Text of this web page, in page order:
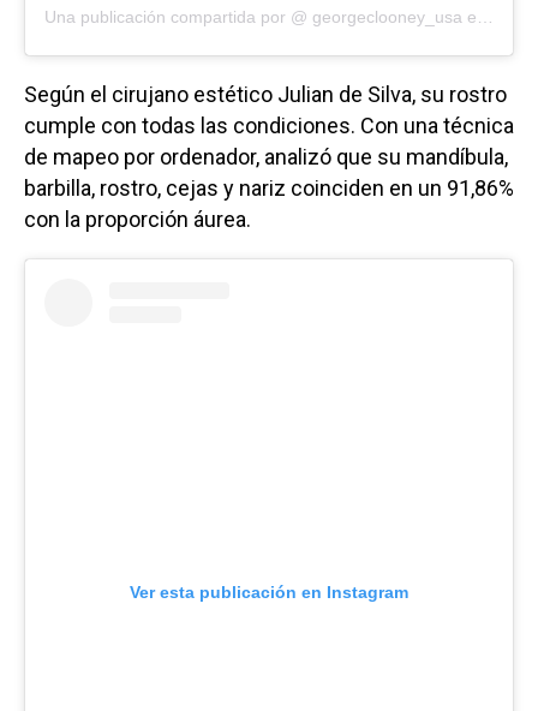
Una publicación compartida por @ georgeclooney_usa el
Según el cirujano estético Julian de Silva, su rostro
cumple con todas las condiciones. Con una técnica
de mapeo por ordenador, analizó que su mandíbula,
barbilla, rostro, cejas y nariz coinciden en un 91,86%
con la proporción áurea.
Ver esta publicación en Instagram